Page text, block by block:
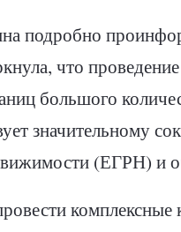
подробно
что
большого
значительному
(ЕГРН) и